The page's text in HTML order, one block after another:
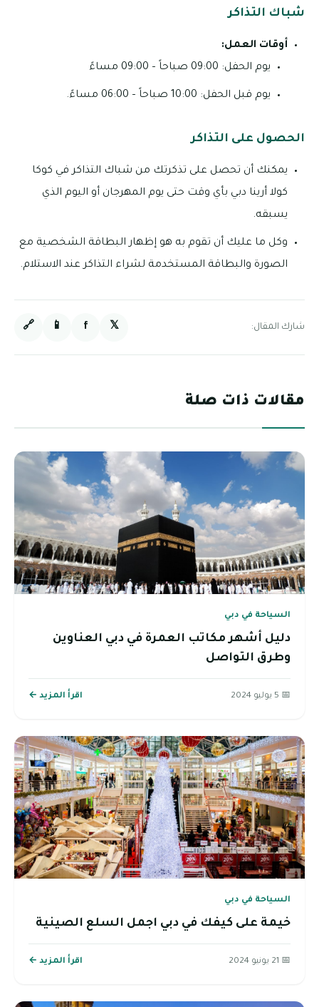
شباك التذاكر
أوقات العمل:
يوم الحفل: 09:00 صباحاً – 09:00 مساءً
يوم قبل الحفل: 10:00 صباحاً – 06:00 مساءً.
الحصول على التذاكر
يمكنك أن تحصل على تذكرتك من شباك التذاكر في كوكا
كولا أرينا دبي بأي وقت حتى يوم المهرجان أو اليوم الذي
يسبقه.
وكل ما عليك أن تقوم به هو إظهار البطاقة الشخصية مع
الصورة والبطاقة المستخدمة لشراء التذاكر عند الاستلام.
شارك المقال: 𝕏
f
📱
🔗
مقالات ذات صلة
السياحة في دبي
دليل أشهر مكاتب العمرة في دبي العناوين
وطرق التواصل
📅 5 يوليو 2024 اقرأ المزيد ←
السياحة في دبي
خيمة على كيفك في دبي اجمل السلع الصينية
📅 21 يونيو 2024 اقرأ المزيد ←